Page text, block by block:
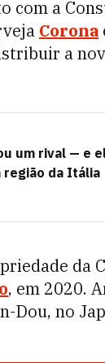
com a
Corona
a
um rival — e
região da Itália
da
, em 2020.
Dou, no